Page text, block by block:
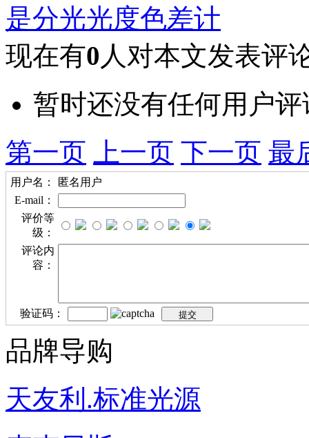
是分光光度色差计
现在有0 人对本文发表评
暂时还没有任何用户评
第一页
上一页 下一页 最
用户名：
匿名用户
E-mail：
评价等
级：
评论内
容：
验证码：
品牌导购
天友利.标准光源